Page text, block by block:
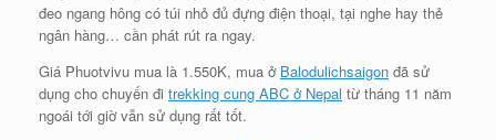
đeo ngang hông có túi nhỏ đủ đựng điện thoại, tại nghe hay thẻ
ngân hàng… cần phát rút ra ngay.
Giá Phuotvivu mua là 1.550K, mua ở Balodulichsaigon đã sử
dụng cho chuyến đi trekking cung ABC ở Nepal từ tháng 11 năm
ngoái tới giờ vẫn sử dụng rất tốt.